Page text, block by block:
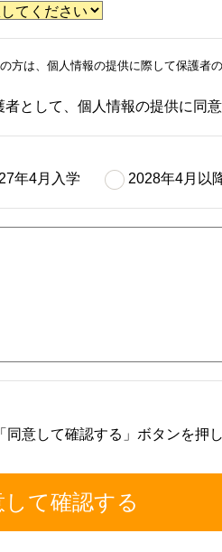
方は、個人情報の提供に際して保護者
者として、個人情報の提供に同
年4月入学 2028年4月以
同意して確認する」ボタンを押